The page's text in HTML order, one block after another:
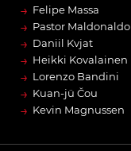
→ Felipe Massa
→ Pastor Maldonaldo
→ Daniil Kvjat
→ Heikki Kovalainen
→ Lorenzo Bandini
→ Kuan-jü Čou
→ Kevin Magnussen